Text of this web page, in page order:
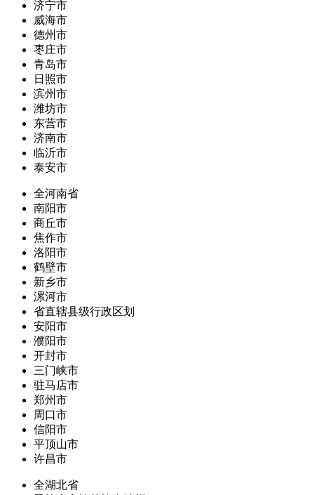
济宁市
威海市
德州市
枣庄市
青岛市
日照市
滨州市
潍坊市
东营市
济南市
临沂市
泰安市
全河南省
南阳市
商丘市
焦作市
洛阳市
鹤壁市
新乡市
漯河市
省直辖县级行政区划
安阳市
濮阳市
开封市
三门峡市
驻马店市
郑州市
周口市
信阳市
平顶山市
许昌市
全湖北省